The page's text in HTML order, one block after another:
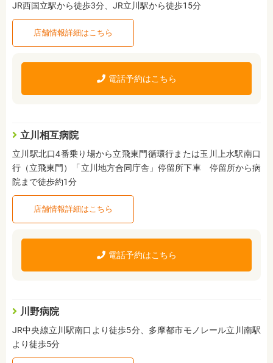
JR西国立駅から徒歩3分、JR立川駅から徒歩15分
店舗情報詳細はこちら
電話予約はこちら
立川相互病院
立川駅北口4番乗り場から立飛東門循環行または玉川上水駅南口
行（立飛東門）「立川地方合同庁舎」停留所下車 停留所から病
院まで徒歩約1分
店舗情報詳細はこちら
電話予約はこちら
川野病院
JR中央線立川駅南口より徒歩5分、多摩都市モノレール立川南駅
より徒歩5分